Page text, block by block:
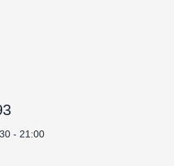
- 21:00